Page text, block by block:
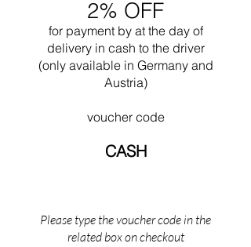
Chandigar (India). Dit project omvatte het
ontwerp van alle openbare gebouwen voor
deze stad. In 1965 stierf hij tijdens het
zwemmen in de buurt van zijn Cabanon in
Saint Martin (Zuid-Frankrijk).
2% OFF
for payment by at the day of
delivery in cash to the driver
(only available in Germany and
Austria)
voucher code
CASH
Please type the voucher code in the
related box on checkout